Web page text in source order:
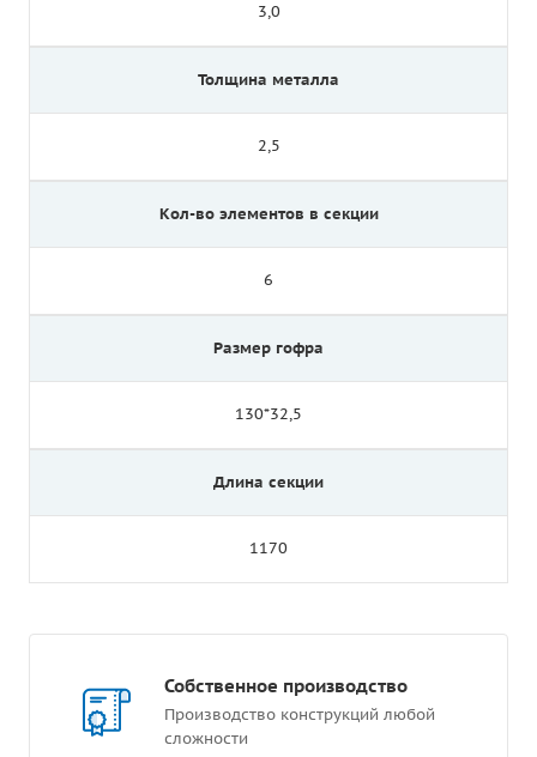
3,0
Толщина металла
2,5
Кол-во элементов в секции
6
Размер гофра
130*32,5
Длина секции
1170
Собственное производство
Производство конструкций любой
сложности